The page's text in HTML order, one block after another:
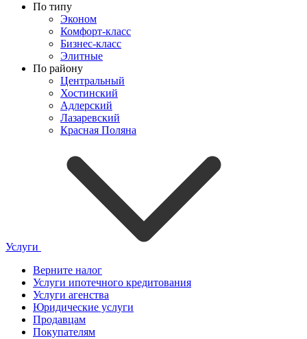
По типу
Эконом
Комфорт-класс
Бизнес-класс
Элитные
По району
Центральный
Хостинский
Адлерский
Лазаревский
Красная Поляна
Услуги
Верните налог
Услуги ипотечного кредитования
Услуги агенства
Юридические услуги
Продавцам
Покупателям